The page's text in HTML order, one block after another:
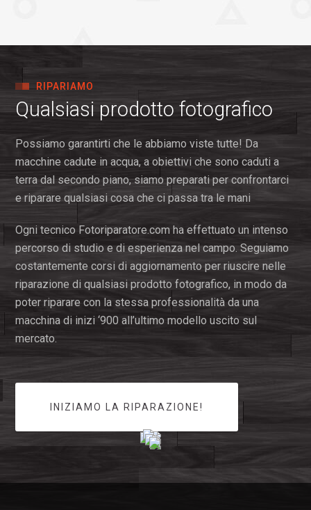
RIPARIAMO
Qualsiasi prodotto fotografico
Possiamo garantirti che le abbiamo viste tutte! Da
macchine cadute in acqua, a obiettivi che sono caduti a
terra dal secondo piano, siamo preparati per confrontarci
e riparare qualsiasi cosa che ci passa tra le mani
Ogni tecnico Fotoriparatore.com ha effettuato un intenso
percorso di studio e di esperienza nel campo. Seguiamo
costantemente corsi di aggiornamento per riuscire nelle
riparazione di qualsiasi prodotto fotografico, in modo da
poter riparare con la stessa professionalità da una
macchina di inizi ‘900 all’ultimo modello uscito sul
mercato.
INIZIAMO LA RIPARAZIONE!